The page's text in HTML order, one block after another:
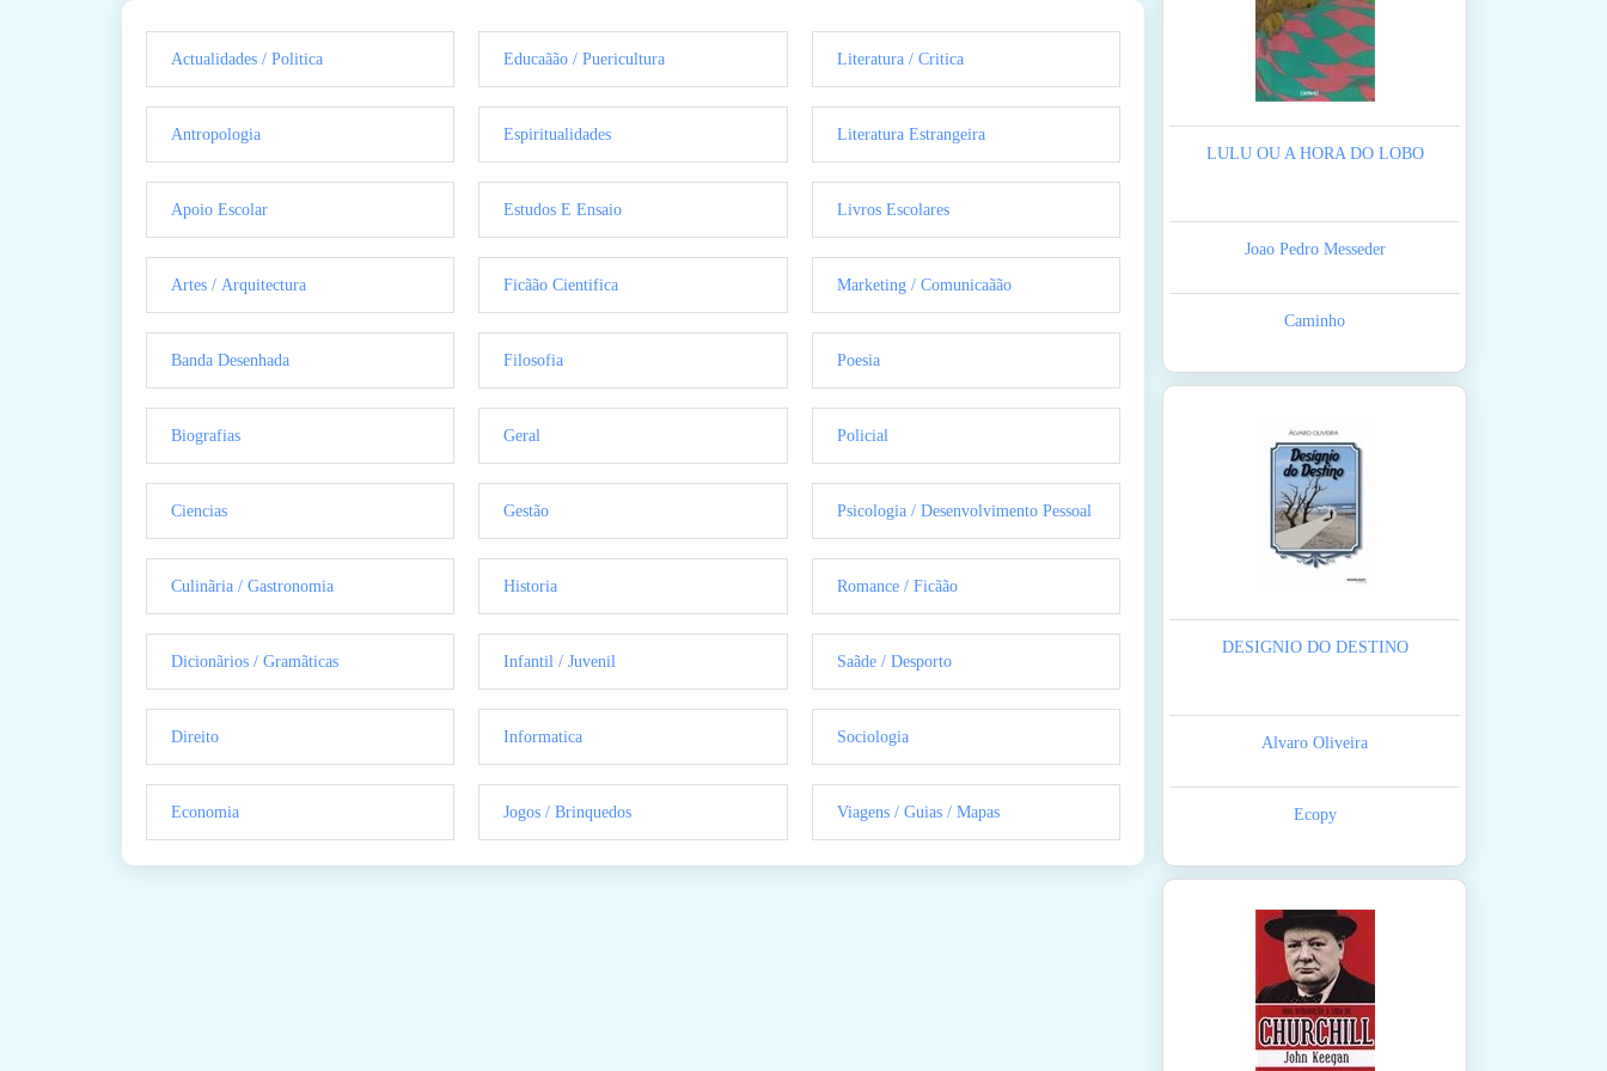
Actualidades / Politica
Antropologia
Apoio Escolar
Artes / Arquitectura
Banda Desenhada
Biografias
Ciencias
Culinãria / Gastronomia
Dicionãrios / Gramãticas
Direito
Economia
Educaãão / Puericultura
Espiritualidades
Estudos E Ensaio
Ficãão Cientifica
Filosofia
Geral
Gestão
Historia
Infantil / Juvenil
Informatica
Jogos / Brinquedos
Literatura / Critica
Literatura Estrangeira
Livros Escolares
Marketing / Comunicaãão
Poesia
Policial
Psicologia / Desenvolvimento Pessoal
Romance / Ficãão
Saãde / Desporto
Sociologia
Viagens / Guias / Mapas
LULU OU A HORA DO LOBO
Joao Pedro Messeder
Caminho
DESIGNIO DO DESTINO
Alvaro Oliveira
Ecopy